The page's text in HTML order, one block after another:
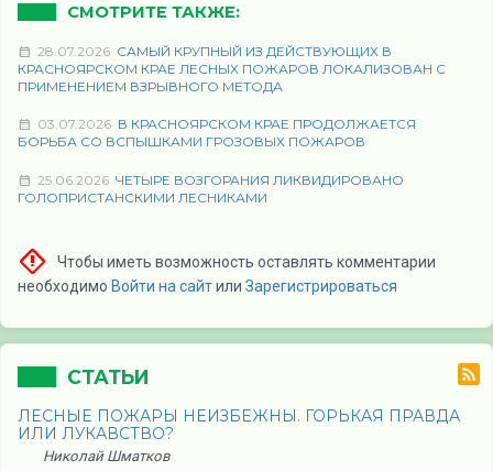
СМОТРИТЕ ТАКЖЕ:
28.07.2026 САМЫЙ КРУПНЫЙ ИЗ ДЕЙСТВУЮЩИХ В
КРАСНОЯРСКОМ КРАЕ ЛЕСНЫХ ПОЖАРОВ ЛОКАЛИЗОВАН С
ПРИМЕНЕНИЕМ ВЗРЫВНОГО МЕТОДА
03.07.2026 В КРАСНОЯРСКОМ КРАЕ ПРОДОЛЖАЕТСЯ
БОРЬБА СО ВСПЫШКАМИ ГРОЗОВЫХ ПОЖАРОВ
25.06.2026 ЧЕТЫРЕ ВОЗГОРАНИЯ ЛИКВИДИРОВАНО
ГОЛОПРИСТАНСКИМИ ЛЕСНИКАМИ
Чтобы иметь возможность оставлять комментарии
необходимо Войти на сайтили Зарегистрироваться
СТАТЬИ
ЛЕСНЫЕ ПОЖАРЫ НЕИЗБЕЖНЫ. ГОРЬКАЯ ПРАВДА
ИЛИ ЛУКАВСТВО?
Николай Шматков